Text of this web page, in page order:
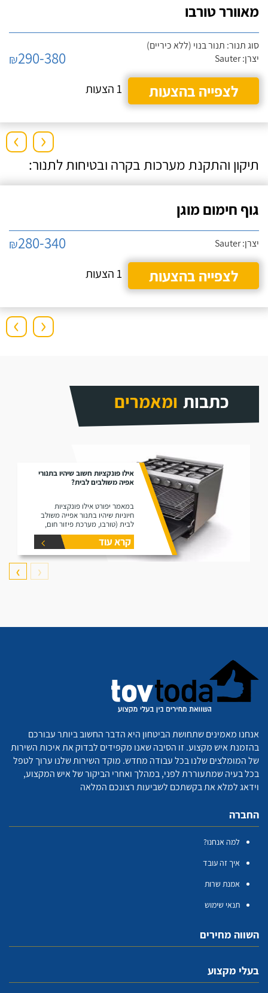
מאוורר טורבו
סוג תנור: תנור בנוי (ללא כיריים)
יצרן: Sauter
₪290-380
לצפייה בהצעות
1 הצעות
› ‹
תיקון והתקנת מערכות בקרה ובטיחות לתנור:
גוף חימום מוגן
יצרן: Sauter ₪280-340
לצפייה בהצעות
1 הצעות
› ‹
כתבות ומאמרים
אילו פונקציות חשוב שיהיו בתנורי
אפיה משולבים לבית?
במאמר יפורט אילו פונקציות
חיוניות שיהיו בתנור אפייה משולב
לבית (טורבו, מערכת פיזור חום,
גריל, מנגנון ניקוי עצמי).
קרא עוד
❮
❯
אנחנו מאמינים שתחושת הביטחון היא הדבר החשוב ביותר עבורכם
בהזמנת איש מקצוע. זו הסיבה שאנו מקפידים לבדוק את איכות השירות
של המומלצים שלנו בכל עבודה מחדש. מוקד השירות שלנו ערוך לטפל
בכל בעיה שמתעוררת לפני, במהלך ואחרי הביקור של איש המקצוע,
וידאג למלא את בקשתכם לשביעות רצונכם המלאה
החברה
למה אנחנו?
איך זה עובד
אמנת שרות
תנאי שימוש
השווה מחירים
בעלי מקצוע